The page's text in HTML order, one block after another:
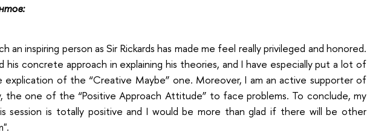
an inspiring person as Sir Rickards has made me feel really privileged and honored.
his concrete approach in explaining his theories, and I have especially put a lot of
of the “Creative Maybe” one. Moreover, I am an active supporter of
the one of the “Positive Approach Attitude” to face problems. To conclude, my
session is totally positive and I would be more than glad if there will be other